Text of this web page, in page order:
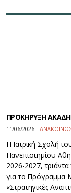
ΠΡΟΚΗΡΥΞΗ
11/06/2026 -
Η Ιατρική Σχολή
Πανεπιστημίου
2026-2027,
για το Πρόγραμμα
«Στρατηγικές